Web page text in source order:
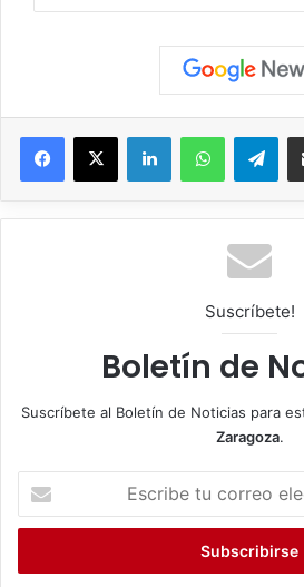
Telegram
Suscríbete!
Boletín de
Suscríbete al Boletín de Noticias para
Zaragoza.
c
i